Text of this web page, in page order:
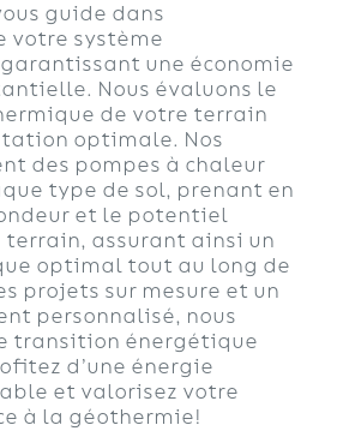
guide dans
votre système
une économie
Nous évaluons le
de votre terrain
optimale. Nos
des pompes à chaleur
type de sol, prenant en
et le potentiel
assurant ainsi un
optimal tout au long de
projets sur mesure et un
personnalisé, nous
transition énergétique
d’une énergie
et valorisez votre
à la géothermie!